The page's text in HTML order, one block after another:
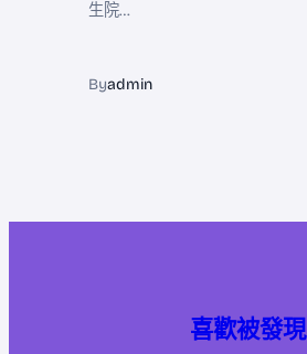
生院…
Byadmin
喜歡被發現